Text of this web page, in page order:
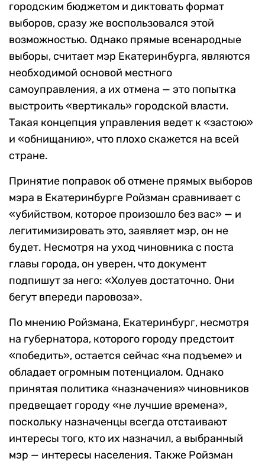
городским бюджетом и диктовать формат
выборов, сразу же воспользовался этой
возможностью. Однако прямые всенародные
выборы, считает мэр Екатеринбурга, являются
необходимой основой местного
самоуправления, а их отмена — это попытка
выстроить «вертикаль» городской власти.
Такая концепция управления ведет к «застою»
и «обнищанию», что плохо скажется на всей
стране.
Принятие поправок об отмене прямых выборов
мэра в Екатеринбурге Ройзман сравнивает с
«убийством, которое произошло без вас» — и
легитимизировать это, заявляет мэр, он не
будет. Несмотря на уход чиновника с поста
главы города, он уверен, что документ
подпишут за него: «Холуев достаточно. Они
бегут впереди паровоза».
По мнению Ройзмана, Екатеринбург, несмотря
на губернатора, которого городу предстоит
«победить», остается сейчас «на подъеме» и
обладает огромным потенциалом. Однако
принятая политика «назначения» чиновников
предвещает городу «не лучшие времена»,
поскольку назначенцы всегда отстаивают
интересы того, кто их назначил, а выбранный
мэр — интересы населения. Также Ройзман